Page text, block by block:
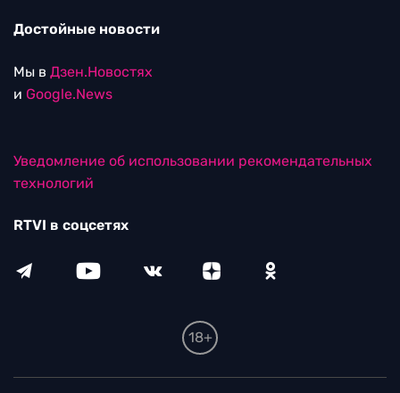
Достойные новости
Мы в Дзен.Новостях
и Google.News
Уведомление об использовании рекомендательных
технологий
RTVI в соцсетях
18+